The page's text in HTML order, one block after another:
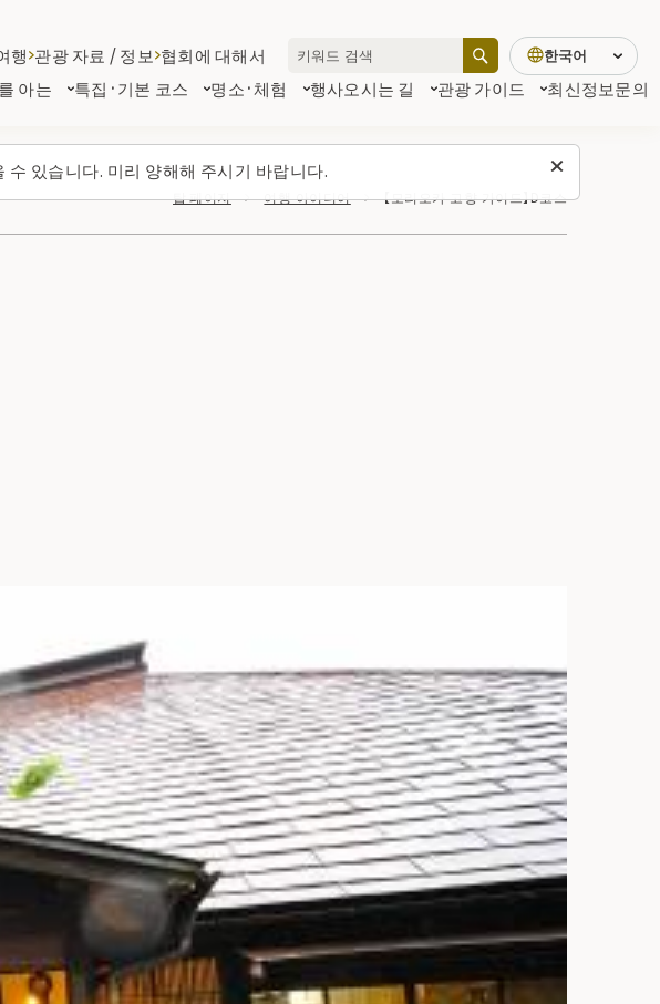
있습니다. 미리 양해해 주시기 바랍니다.
아는 특집·기본 코스 명소·체험 행사오시는 길 관광 가이드 최신정보문의
행 관광 자료 / 정보 협회에 대해서 한국어
탑 페이지 여행 아이디어 【모리오카 고향 가이드】D코스